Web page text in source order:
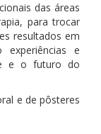
das áreas
para trocar
resultados em
experiências e
e o futuro do
e de pôsteres